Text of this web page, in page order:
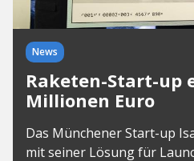
News
Raketen-Start-up
Millionen Euro
Das Münchener Start-up
mit seiner Lösung für